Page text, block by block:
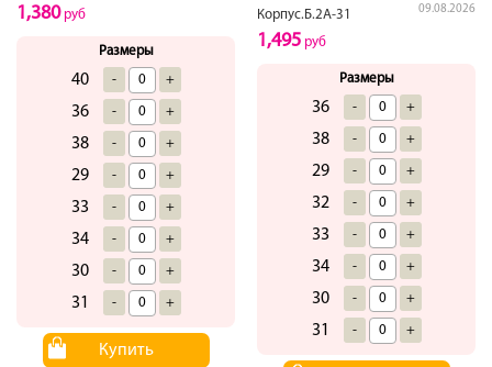
1,380руб
Размеры
40 - +
36 - +
38 - +
29 - +
33 - +
34 - +
30 - +
31 - +
Купить
Корпус.Б.2А-31
09.08.2026
1,495 руб
Размеры
36 - +
38 - +
29 - +
32 - +
33 - +
34 - +
30 - +
31 - +